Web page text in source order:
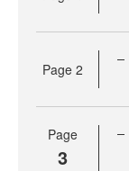
Page 2
Page
3